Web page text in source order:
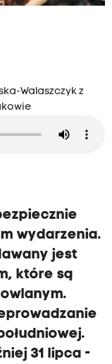
Walaszczyk z
wydarzenia.
jest
które są
31 lipca -